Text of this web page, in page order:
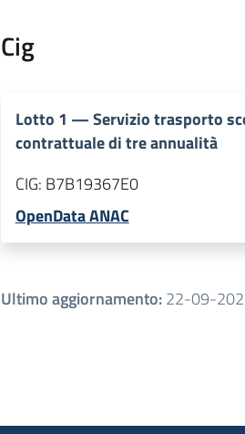
Cig
Lotto 1 —Servizio trasporto
contrattuale di tre annualità
CIG: B7B19367E0
OpenData ANAC
Ultimo aggiornamento:22-09-